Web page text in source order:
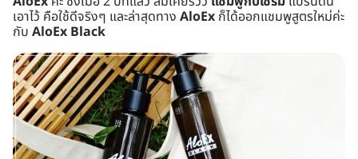
เอาไว้ คือใช้ดีจริงๆ และล่าสุดทาง AloEx ก็ได้ออกแชมพูสูตรใหม่ค่ะ
กับ AloEx Black